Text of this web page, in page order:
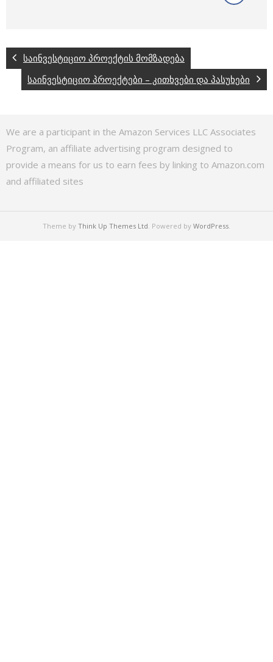
საინვესტიციო პროექტის მომზადება
საინვესტიციო პროექტები – კითხვები და პასუხები
We are a participant in the Amazon Services LLC Associates
Program, an affiliate advertising program designed to
provide a means for us to earn fees by linking to Amazon.com
and affiliated sites
Theme by Think Up Themes Ltd. Powered by WordPress.